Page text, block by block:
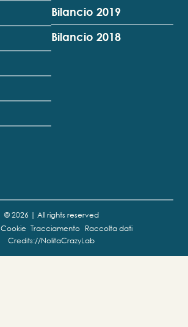
Bilancio 2019
Bilancio 2018
© 2026 | All rights reserved
Cookie Tracciamento Raccolta dati
Credits://NolitaCrazyLab